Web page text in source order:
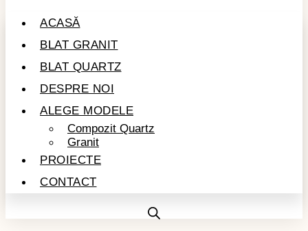
ACASĂ
BLAT GRANIT
BLAT QUARTZ
DESPRE NOI
ALEGE MODELE
Compozit Quartz
Granit
PROIECTE
CONTACT